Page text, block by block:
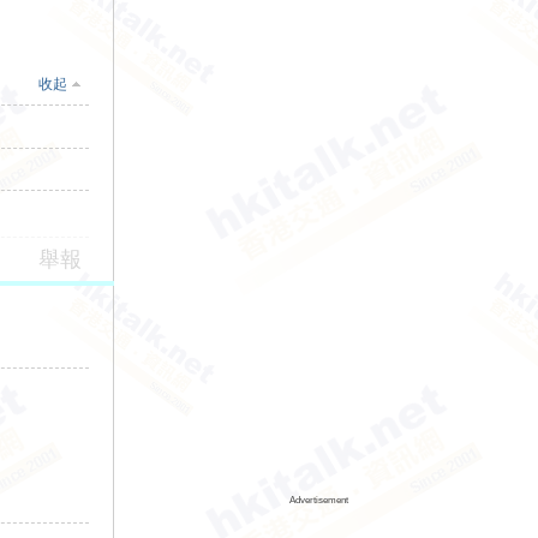
收起
舉報
Advertisement